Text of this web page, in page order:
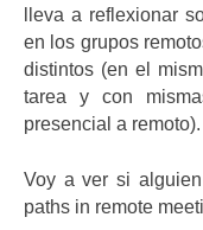
lleva a reflexionar
en los grupos
distintos (en el
tarea y con
presencial a remoto).
Voy a ver si
paths in remote